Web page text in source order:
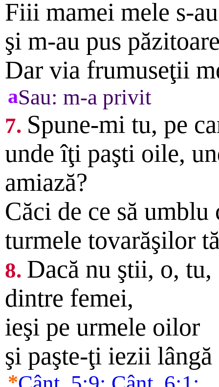
Fiii mamei mele s-
şi m-au pus
Dar via frumuseţii
aSau: m-a privit
7. Spune-mi tu, pe
unde îţi paşti oile,
amiază?
Căci de ce să umblu
turmele tovarăşilor
8. Dacă nu ştii, o, tu,
dintre femei,
ieşi pe urmele oilor
şi paşte-ţi iezii
*